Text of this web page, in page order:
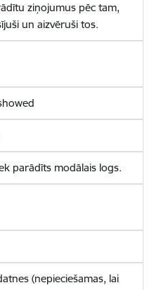
ziņojumus pēc tam,
un aizvēruši tos.
parādīts modālais logs.
(nepieciešamas, lai